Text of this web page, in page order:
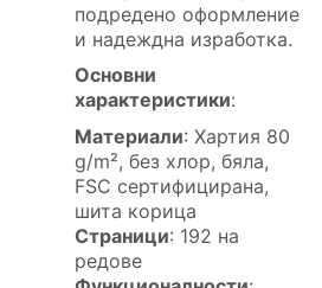
подредено оформление
и надеждна изработка.
Основни
характеристики:
Материали: Хартия 80
g/m², без хлор, бяла,
FSC сертифицирана,
шита корица
Страници: 192 на
редове